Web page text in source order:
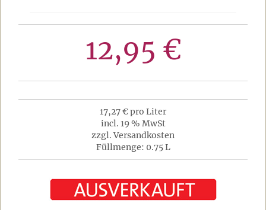
12,95 €
17,27 € pro Liter
incl. 19 % MwSt
zzgl. Versandkosten
Füllmenge: 0.75 L